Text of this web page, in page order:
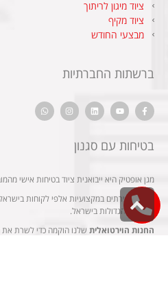
ציוד מיגון לריתוך
ציוד מקיף
מבצעי החודש
ברשתות החברתיות
בטיחות עם סגנון
מגן אופטיק היא ייבואנית ציוד בטיחות אישי
אנחנו משרתים במקצועיות אלפי לקוחות
והביטחון הגדולות בישראל.
החנות הוירטואלית שלנו הוקמה כדי לשרת
גלילה
לראש
העמוד